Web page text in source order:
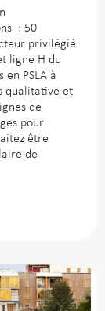
: 50
privilégié
ligne H du
PSLA à
qualitative et
de
pour
être
de